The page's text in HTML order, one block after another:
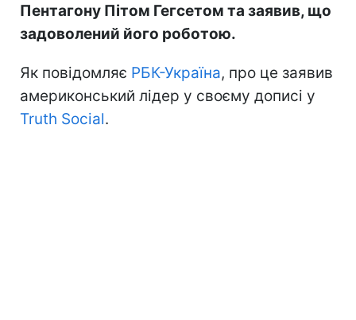
Пентагону Пітом Гегсетом та заявив, що
задоволений його роботою.
Як повідомляє РБК-Україна, про це заявив
америконський лідер у своєму дописі у
Truth Social.